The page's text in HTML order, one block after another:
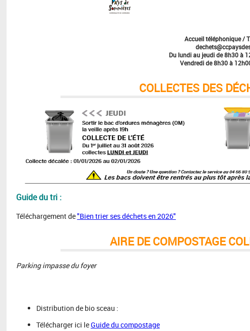
Accueil téléphonique /
Du lundi au jeudi de 8h30 à
Vendredi de 8h30 à
COLLECTES DES
Guide du tri :
Téléchargement de"Bien trier ses déchets en 2026"
AIRE DE COMPOSTAGE
Parking impasse du foyer
Distribution de bio sceau :
Télécharger ici leGuide du compostage